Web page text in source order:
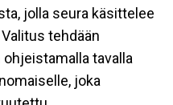
jolla seura käsittelee
tehdään
tavalla
joka